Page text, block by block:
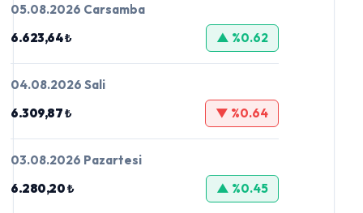
05.08.2026 Carsamba
6.623,64 ₺
▲ %0.62
04.08.2026 Sali
6.309,87 ₺
▼ %0.64
03.08.2026 Pazartesi
6.280,20 ₺
▲ %0.45